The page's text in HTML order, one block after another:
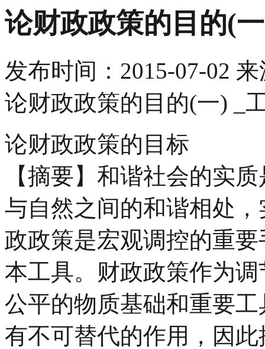
论财政政策的目的(
发布时间： 2015-07-02 来
论财政政策的目的(一) _
论财政政策的目标
【摘要】和谐社会的实
与自然之间的和谐相处
政政策是宏观调控的重
本工具。财政政策作为
公平的物质基础和重要
有不可替代的作用，因